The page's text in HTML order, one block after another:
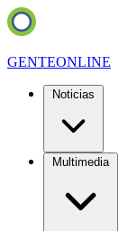
GENTEONLINE
Noticias
Multimedia